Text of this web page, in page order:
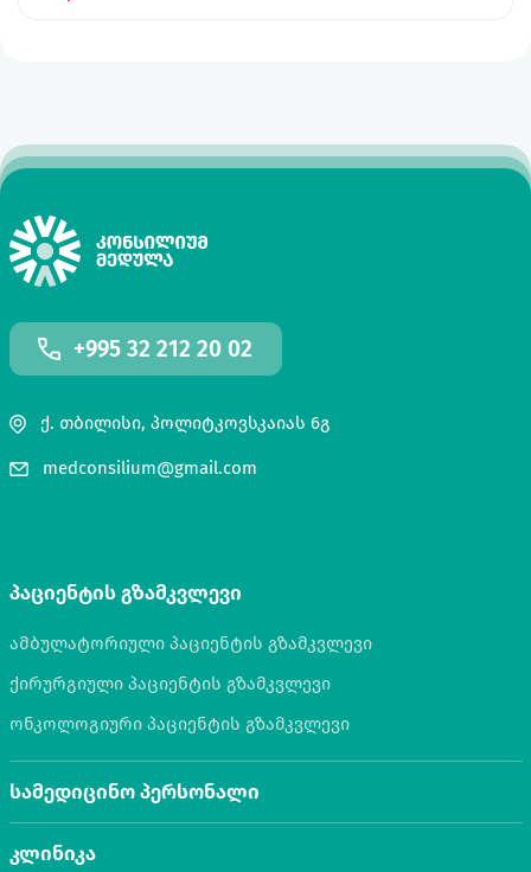
+995 32 212 20 02
ქ. თბილისი, პოლიტკოვსკაიას 6გ
medconsilium@gmail.com
პაციენტის გზამკვლევი
ამბულატორიული პაციენტის გზამკვლევი
ქირურგიული პაციენტის გზამკვლევი
ონკოლოგიური პაციენტის გზამკვლევი
სამედიცინო პერსონალი
კლინიკა